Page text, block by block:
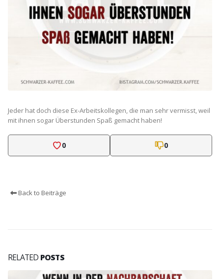
Jeder hat doch diese Ex-Arbeitskollegen, die man sehr vermisst, weil
mit ihnen sogar Überstunden Spaß gemacht haben!
0 0
Back to Beiträge
RELATED POSTS